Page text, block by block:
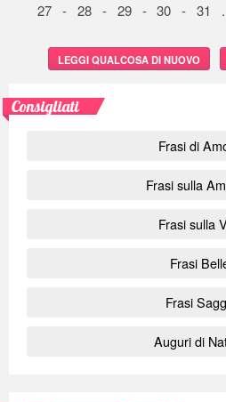
27 - 28 - 29 - 30 - 31
LEGGI QUALCOSA DI NUOVO
Consigliati
Frasi di
Frasi sulla
Frasi sulla
Frasi
Frasi
Auguri di